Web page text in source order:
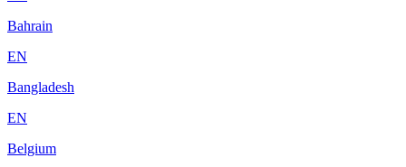
Bahrain
EN
Bangladesh
EN
Belgium